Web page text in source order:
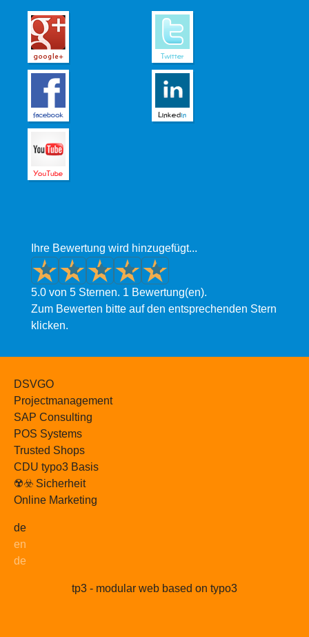
Ihre Bewertung wird hinzugefügt...
5.0 von 5 Sternen. 1 Bewertung(en).
Zum Bewerten bitte auf den entsprechenden Stern
klicken.
DSVGO
Projectmanagement
SAP Consulting
POS Systems
Trusted Shops
CDU typo3 Basis
☢️☣️ Sicherheit
Online Marketing
de
en
de
tp3 - modular web based on typo3